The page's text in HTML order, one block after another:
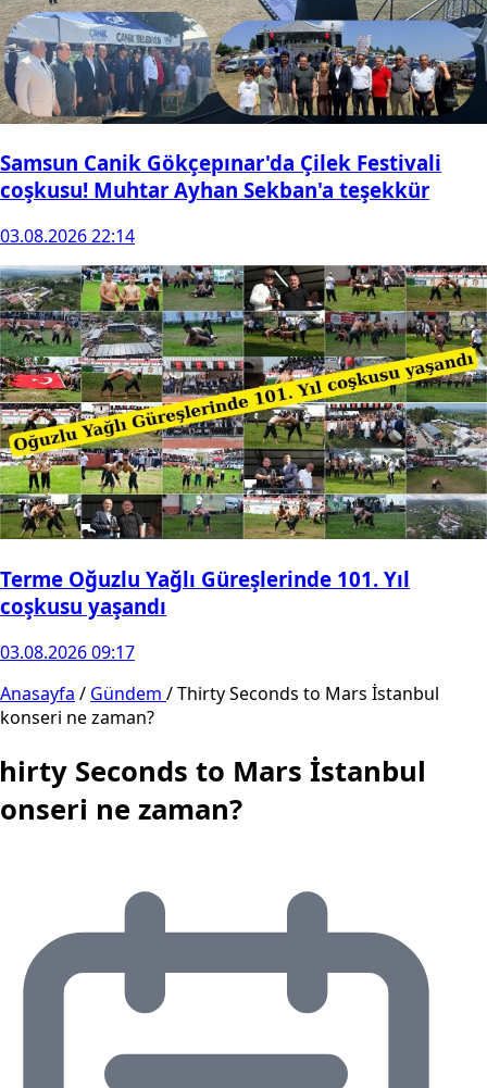
Samsun Canik Gökçepınar'da Çilek Festivali
coşkusu! Muhtar Ayhan Sekban'a teşekkür
03.08.2026 22:14
Terme Oğuzlu Yağlı Güreşlerinde 101. Yıl
coşkusu yaşandı
03.08.2026 09:17
Anasayfa / Gündem /Thirty Seconds to Mars İstanbul
konseri ne zaman?
Seconds to Mars İstanbul
ne zaman?